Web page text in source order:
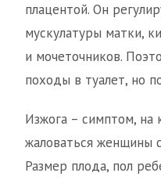
плацентой. Он
мускулатуры матки,
и мочеточников.
походы в туалет, но
Изжога – симптом, на
жаловаться женщины
Размер плода, пол